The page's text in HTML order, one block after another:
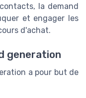
la demand
et engager les
d'achat.
generation
a pour but de